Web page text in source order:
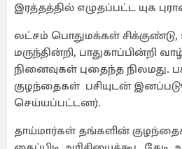
இரத்தத்தில் எழுதப்பட்ட யுக
லட்சம் பொதுமக்கள்
மருந்தின்றி, பாதுகாப்பின்றி
நினைவுகள் புதைந்த நிலமது.
குழந்தைகள் பசியுடன்
செய்யப்பட்டனர்.
தாய்மார்கள் தங்களின்